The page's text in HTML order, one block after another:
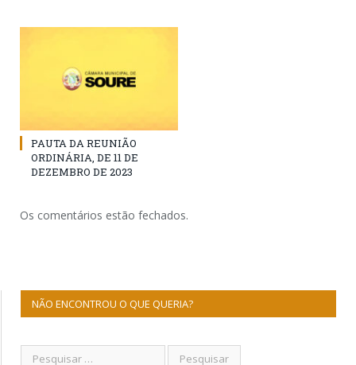
PAUTA DA REUNIÃO
ORDINÁRIA, DE 11 DE
DEZEMBRO DE 2023
Os comentários estão fechados.
NÃO ENCONTROU O QUE QUERIA?